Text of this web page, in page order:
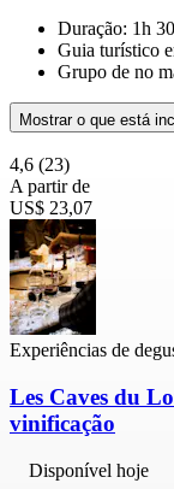
Duração: 1h
Guia turístico
Grupo de no
Mostrar o que está
4,6 (23)
A partir de
US$ 23,07
Experiências de
Les Caves du
vinificação
Disponível hoje